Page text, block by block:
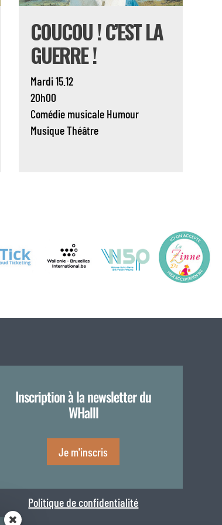
COUCOU ! C’EST LA
GUERRE !
Mardi 15.12
20h00
Comédie musicale Humour
MusiqueThéâtre
Inscription à la newsletter du
WHalll
Je m'inscris
Politique de confidentialité